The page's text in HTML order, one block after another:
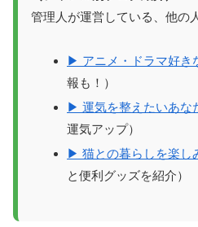
管理人が運営している、他の
▶ アニメ・ドラマ好き
報も！）
▶ 運気を整えたいあな
運気アップ）
▶ 猫との暮らしを楽し
と便利グッズを紹介）